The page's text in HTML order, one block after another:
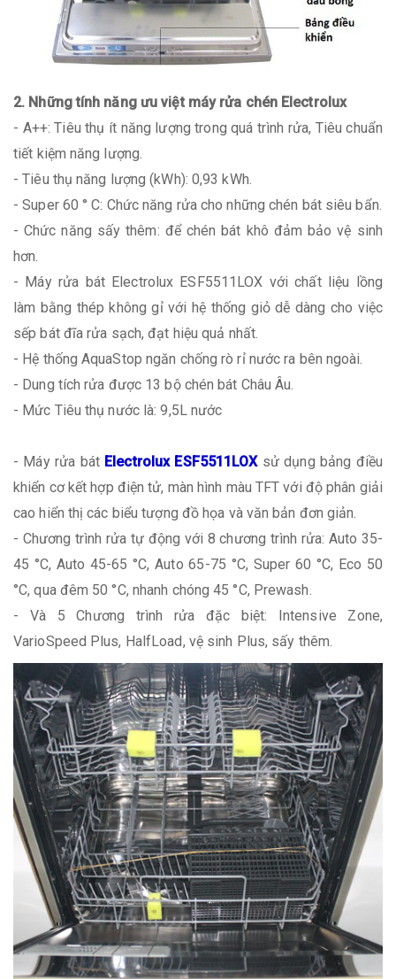
2. Những tính năng ưu việt máy rửa chén Electrolux
- A++: Tiêu thụ ít năng lượng trong quá trình rửa, Tiêu chuẩn
tiết kiệm năng lượng.
- Tiêu thụ năng lượng (kWh): 0,93 kWh.
- Super 60 ° C: Chức năng rửa cho những chén bát siêu bẩn.
- Chức năng sấy thêm: để chén bát khô đảm bảo vệ sinh
hơn.
- Máy rửa bát Electrolux ESF5511LOX với chất liệu lồng
làm bằng thép không gỉ với hệ thống giỏ dễ dàng cho việc
sếp bát đĩa rửa sạch, đạt hiệu quả nhất.
- Hệ thống AquaStop ngăn chống rò rỉ nước ra bên ngoài.
- Dung tích rửa được 13 bộ chén bát Châu Âu.
- Mức Tiêu thụ nước là: 9,5L nước
- Máy rửa bát Electrolux ESF5511LOXsử dụng bảng điều
khiển cơ kết hợp điện tử, màn hình màu TFT với độ phân giải
cao hiển thị các biểu tượng đồ họa và văn bản đơn giản.
- Chương trình rửa tự động với 8 chương trình rửa: Auto 35-
45 °C, Auto 45-65 °C, Auto 65-75 °C, Super 60 °C, Eco 50
°C, qua đêm 50 °C, nhanh chóng 45 °C, Prewash.
- Và 5 Chương trình rửa đặc biệt: Intensive Zone,
VarioSpeed Plus, HalfLoad, vệ sinh Plus, sấy thêm.